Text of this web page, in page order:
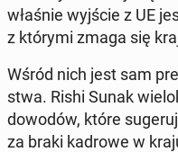
właśnie wyjście z UE
z którymi zmaga się
Wśród nich jest sam
stwa. Rishi Sunak
dowodów, które
za braki kadrowe w